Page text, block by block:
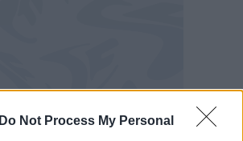
Do Not Process My Personal